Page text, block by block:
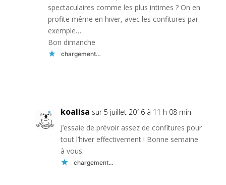
spectaculaires comme les plus intimes ? On en
profite même en hiver, avec les confitures par
exemple…
Bon dimanche
chargement…
koalisa sur 5 juillet 2016 à 11 h 08 min
J’essaie de prévoir assez de confitures pour
tout l’hiver effectivement ! Bonne semaine
à vous.
chargement…